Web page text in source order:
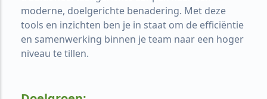
moderne, doelgerichte benadering. Met deze
tools en inzichten ben je in staat om de efficiëntie
en samenwerking binnen je team naar een hoger
niveau te tillen.